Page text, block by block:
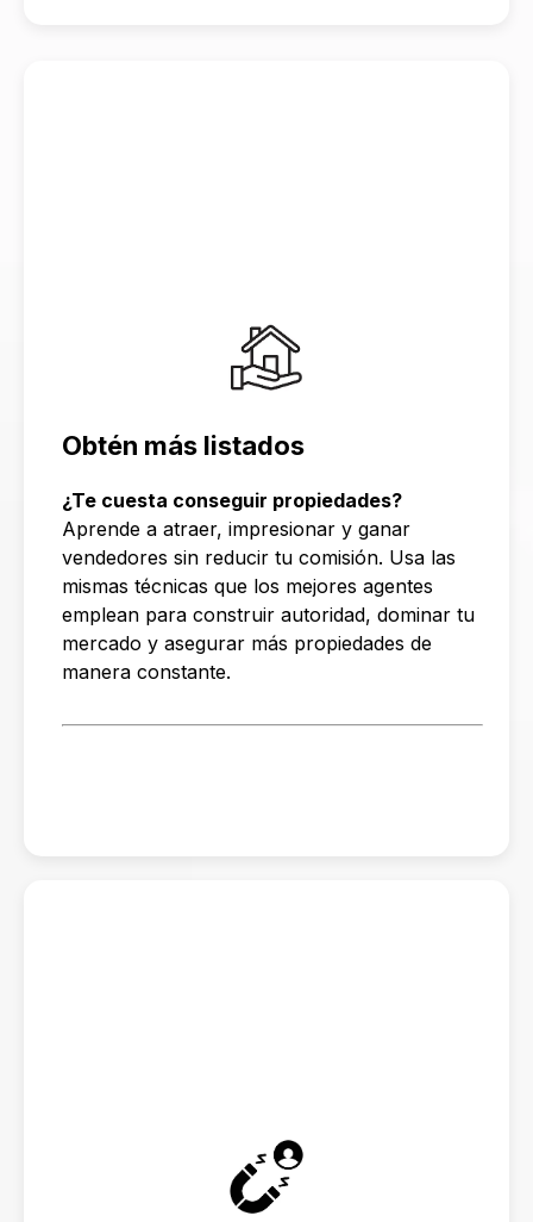
Obtén más listados
¿Te cuesta conseguir propiedades?
Aprende a atraer, impresionar y ganar
vendedores sin reducir tu comisión. Usa las
mismas técnicas que los mejores agentes
emplean para construir autoridad, dominar tu
mercado y asegurar más propiedades de
manera constante.